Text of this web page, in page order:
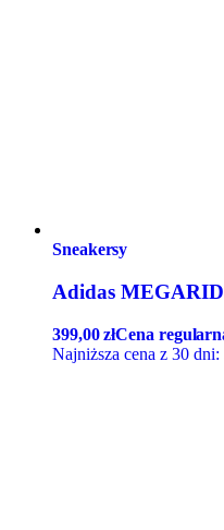
Sneakersy
Adidas
399,00złCena
Najniższa cena z 30 dni: